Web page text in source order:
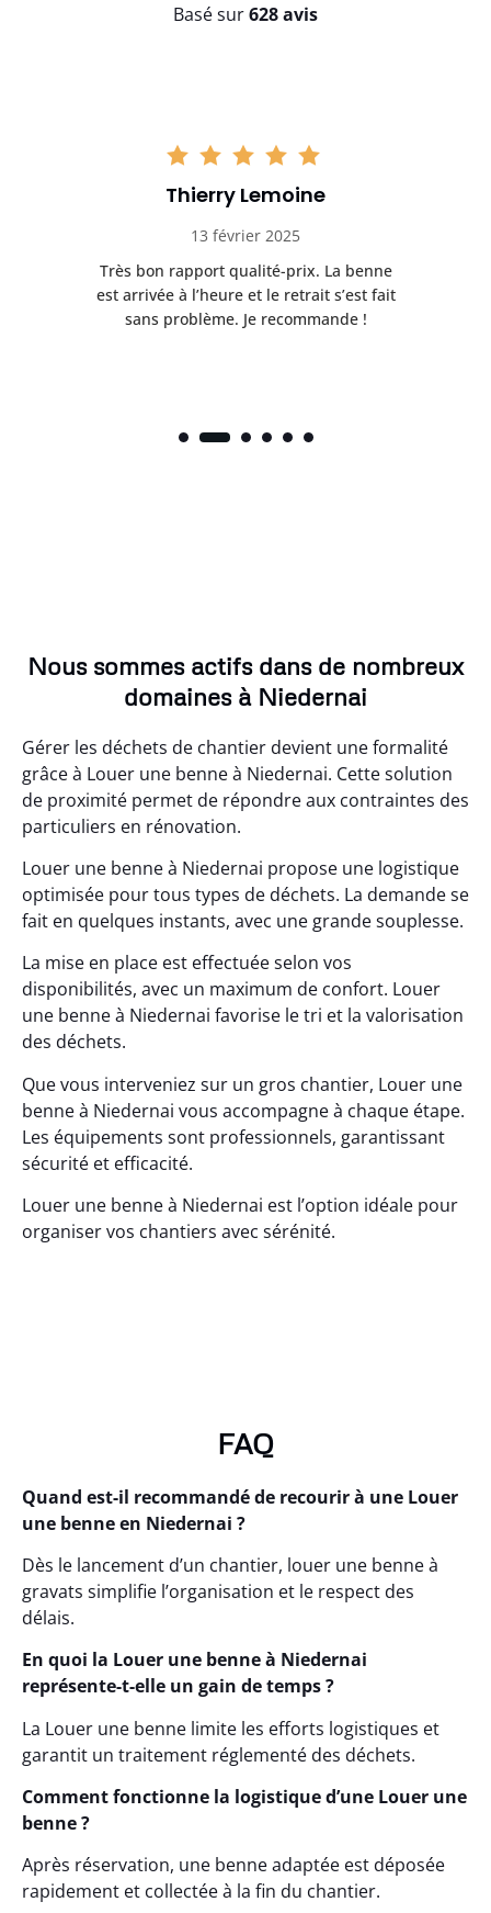
Basé sur628 avis
Thierry Lemoine
13 février 2025
Très bon rapport qualité-prix. La benne
est arrivée à l’heure et le retrait s’est fait
sans problème. Je recommande !
Nous sommes actifs dans de nombreux
domaines à Niedernai
Gérer les déchets de chantier devient une formalité
grâce à Louer une benne à Niedernai. Cette solution
de proximité permet de répondre aux contraintes des
particuliers en rénovation.
Louer une benne à Niedernai propose une logistique
optimisée pour tous types de déchets. La demande se
fait en quelques instants, avec une grande souplesse.
La mise en place est effectuée selon vos
disponibilités, avec un maximum de confort. Louer
une benne à Niedernai favorise le tri et la valorisation
des déchets.
Que vous interveniez sur un gros chantier, Louer une
benne à Niedernai vous accompagne à chaque étape.
Les équipements sont professionnels, garantissant
sécurité et efficacité.
Louer une benne à Niedernai est l’option idéale pour
organiser vos chantiers avec sérénité.
FAQ
Quand est-il recommandé de recourir à une Louer
une benne en Niedernai ?
Dès le lancement d’un chantier, louer une benne à
gravats simplifie l’organisation et le respect des
délais.
En quoi la Louer une benne à Niedernai
représente-t-elle un gain de temps ?
La Louer une benne limite les efforts logistiques et
garantit un traitement réglementé des déchets.
Comment fonctionne la logistique d’une Louer une
benne ?
Après réservation, une benne adaptée est déposée
rapidement et collectée à la fin du chantier.